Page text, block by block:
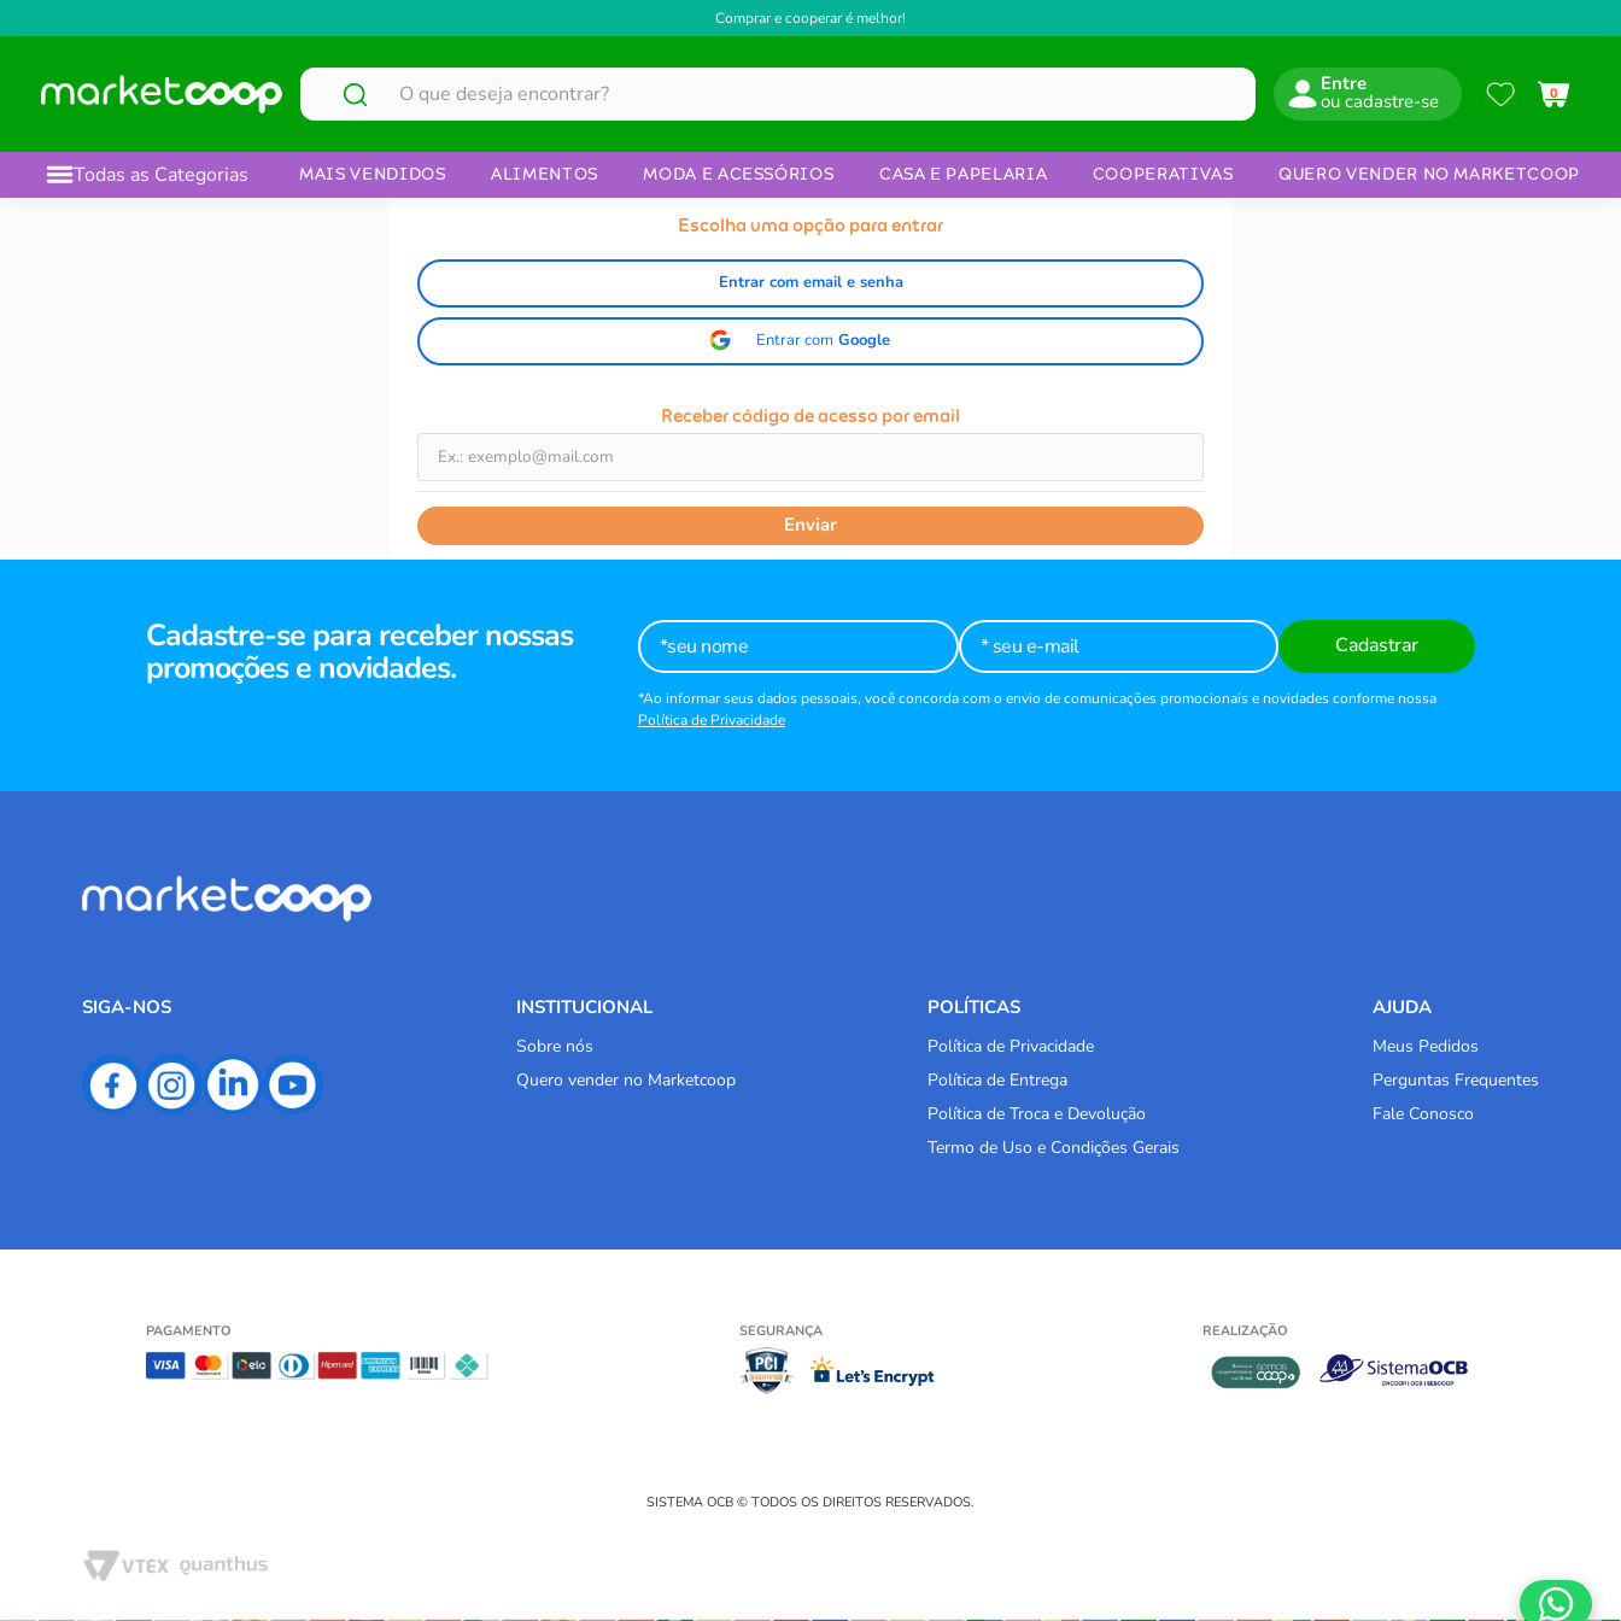
Comprar e cooperar é melhor!
O que deseja encontrar? Entre 0
Todas as Categorias MAIS VENDIDOS ALIMENTOS MODA E ACESSÓRIOS CASA E PAPELARIA COOPERATIVAS QUERO VENDER NO MARKETCOOP
Escolha uma opção para entrar
Entrar com email e senha
Entrar com Google
Receber código de acesso por email
Enviar
Cadastre-se para receber nossas
promoções e novidades.
Cadastrar
*Ao informar seus dados pessoais, você concorda com o envio de comunicações promocionais e novidades conforme nossa
Política de Privacidade
SIGA-NOS INSTITUCIONAL
Sobre nós
Quero vender no Marketcoop
POLÍTICAS
Política de Privacidade
Política de Entrega
Política de Troca e Devolução
Termo de Uso e Condições Gerais
AJUDA
Meus Pedidos
Perguntas Frequentes
Fale Conosco
PAGAMENTO SEGURANÇA REALIZAÇÃO
SISTEMA OCB © TODOS OS DIREITOS RESERVADOS.